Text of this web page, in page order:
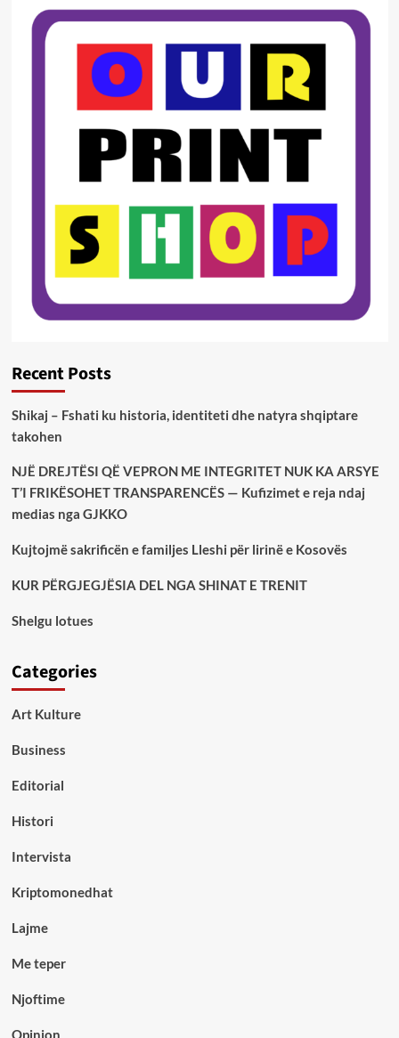
Recent Posts
Shikaj – Fshati ku historia, identiteti dhe natyra shqiptare
takohen
NJË DREJTËSI QË VEPRON ME INTEGRITET NUK KA ARSYE
T’I FRIKËSOHET TRANSPARENCËS — Kufizimet e reja ndaj
medias nga GJKKO
Kujtojmë sakrificën e familjes Lleshi për lirinë e Kosovës
KUR PËRGJEGJËSIA DEL NGA SHINAT E TRENIT
Shelgu lotues
Categories
Art Kulture
Business
Editorial
Histori
Intervista
Kriptomonedhat
Lajme
Me teper
Njoftime
Opinion